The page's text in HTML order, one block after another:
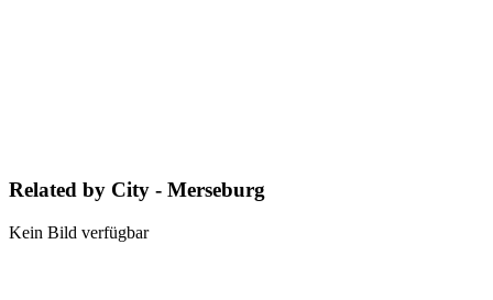
Related by City - Merseburg
Kein Bild verfügbar